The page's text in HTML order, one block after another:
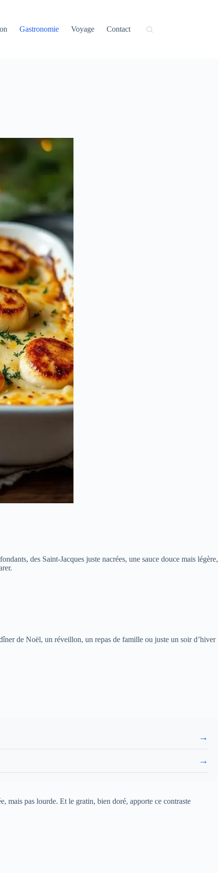
Gastronomie Voyage Contact
des Saint-Jacques juste nacrées, une sauce douce mais légère,
de Noël, un réveillon, un repas de famille ou juste un soir d’hiver
→
→
mais pas lourde. Et le gratin, bien doré, apporte ce contraste